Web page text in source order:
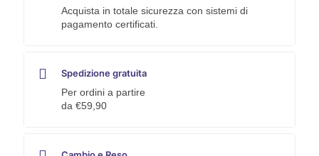
Acquista in totale sicurezza con sistemi di
pagamento certificati.
Spedizione gratuita
Per ordini a partire
da €59,90